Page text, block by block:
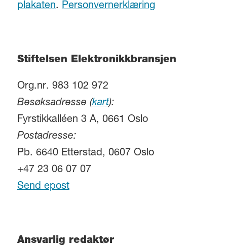
plakaten. Personvernerklæring
Stiftelsen Elektronikkbransjen
Org.nr. 983 102 972
Besøksadresse (kart):
Fyrstikkalléen 3 A, 0661 Oslo
Postadresse:
Pb. 6640 Etterstad, 0607 Oslo
+47 23 06 07 07
Send epost
Ansvarlig redaktør